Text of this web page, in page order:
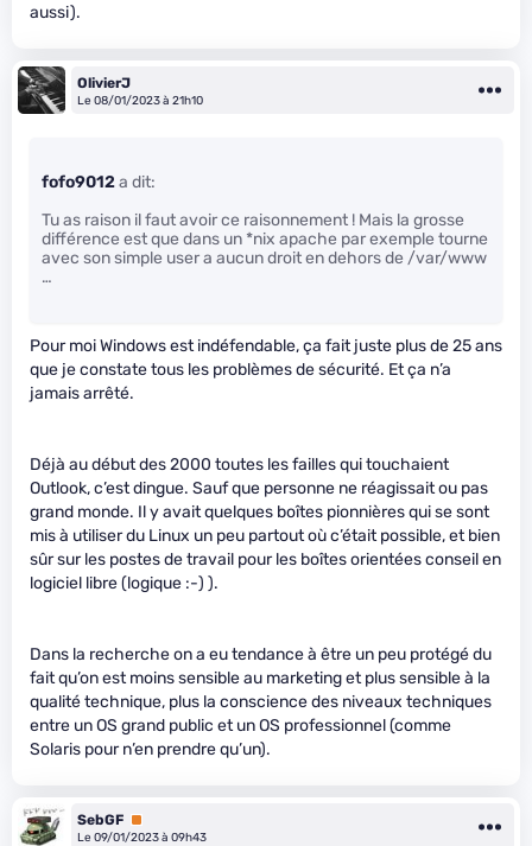
aussi).
OlivierJ
Le 08/01/2023 à 21h10
fofo9012a dit:
Tu as raison il faut avoir ce raisonnement ! Mais la grosse
différence est que dans un *nix apache par exemple tourne
avec son simple user a aucun droit en dehors de /var/www
…
Pour moi Windows est indéfendable, ça fait juste plus de 25 ans
que je constate tous les problèmes de sécurité. Et ça n’a
jamais arrêté.
Déjà au début des 2000 toutes les failles qui touchaient
Outlook, c’est dingue. Sauf que personne ne réagissait ou pas
grand monde. Il y avait quelques boîtes pionnières qui se sont
mis à utiliser du Linux un peu partout où c’était possible, et bien
sûr sur les postes de travail pour les boîtes orientées conseil en
logiciel libre (logique :-) ).
Dans la recherche on a eu tendance à être un peu protégé du
fait qu’on est moins sensible au marketing et plus sensible à la
qualité technique, plus la conscience des niveaux techniques
entre un OS grand public et un OS professionnel (comme
Solaris pour n’en prendre qu’un).
SebGF Premium
Le 09/01/2023 à 09h43